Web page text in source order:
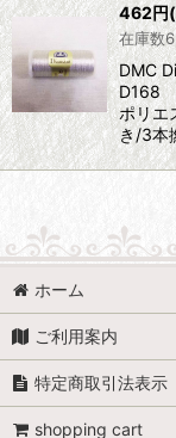
462円
在庫数
DMC
D168
ポリエ
き/3本
ホーム
ご利用案内
特定商取引法表示
shopping cart